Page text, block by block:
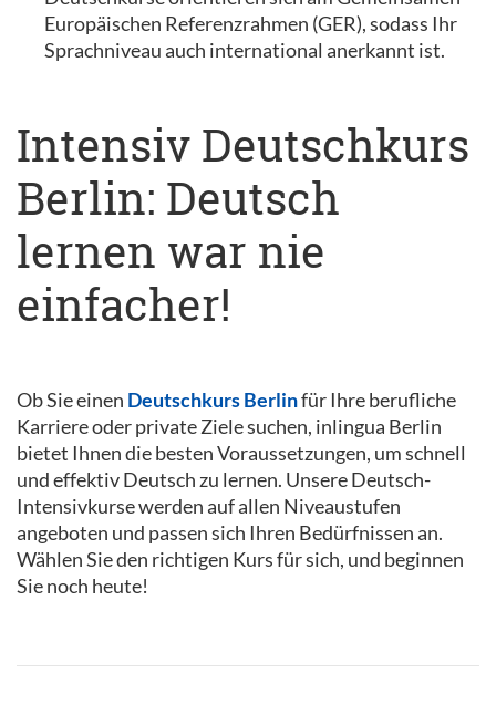
Europäischen Referenzrahmen (GER), sodass Ihr
Sprachniveau auch international anerkannt ist.
Intensiv Deutschkurs
Berlin: Deutsch
lernen war nie
einfacher!
Ob Sie einen Deutschkurs Berlinfür Ihre berufliche
Karriere oder private Ziele suchen, inlingua Berlin
bietet Ihnen die besten Voraussetzungen, um schnell
und effektiv Deutsch zu lernen. Unsere Deutsch-
Intensivkurse werden auf allen Niveaustufen
angeboten und passen sich Ihren Bedürfnissen an.
Wählen Sie den richtigen Kurs für sich, und beginnen
Sie noch heute!